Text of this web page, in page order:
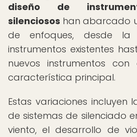
diseño de
silenciosos han abarcado
de enfoques, desde
instrumentos existentes
nuevos instrumentos
característica principal.
Estas variaciones incluyen
de sistemas de silenciado
viento, el desarrollo de